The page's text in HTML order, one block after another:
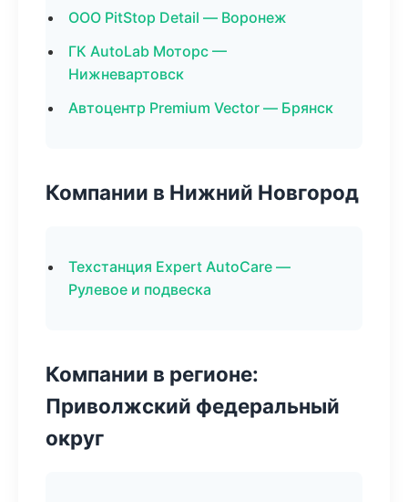
ООО PitStop Detail — Воронеж
ГК AutoLab Моторс —
Нижневартовск
Автоцентр Premium Vector — Брянск
Компании в Нижний Новгород
Техстанция Expert AutoCare —
Рулевое и подвеска
Компании в регионе:
Приволжский федеральный
округ